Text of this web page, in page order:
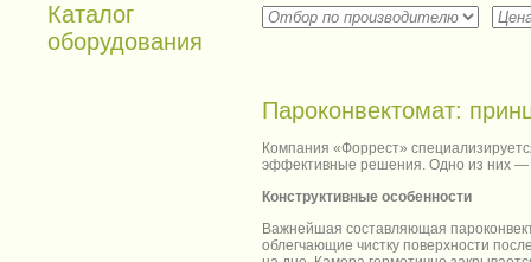
Каталог
оборудования
Пароконвектомат:
Компания «Форрест»
эффективные решения. Одно из них —
Конструктивные особенности
Важнейшая составляющая
облегчающие чистку поверхности